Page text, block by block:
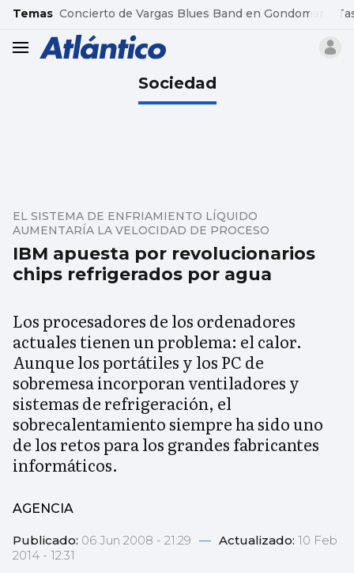
common.go-to-content
Temas Concierto de Vargas Blues Band en Gondomar
header.menu.open
Sociedad
IBM apuesta por revolucionarios
chips refrigerados por agua
EL SISTEMA DE ENFRIAMIENTO LÍQUIDO
AUMENTARÍA LA VELOCIDAD DE PROCESO
Los procesadores de los ordenadores
actuales tienen un problema: el calor.
Aunque los portátiles y los PC de
sobremesa incorporan ventiladores y
sistemas de refrigeración, el
sobrecalentamiento siempre ha sido uno
de los retos para los grandes fabricantes
informáticos.
AGENCIA
Publicado: 06 Jun 2008 - 21:29 — Actualizado: 10 Feb
2014 - 12:31